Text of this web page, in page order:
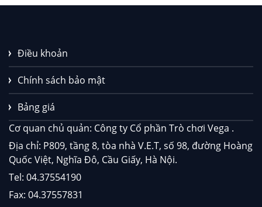
Điều khoản
Chính sách bảo mật
Bảng giá
Cơ quan chủ quản: Công ty Cổ phần Trò chơi Vega .
Địa chỉ: P809, tầng 8, tòa nhà V.E.T, số 98, đường Hoàng
Quốc Việt, Nghĩa Đô, Cầu Giấy, Hà Nội.
Tel: 04.37554190
Fax: 04.37557831